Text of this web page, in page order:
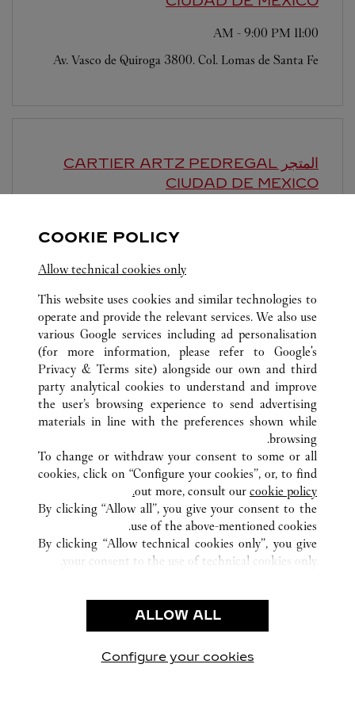
11:00 AM
- 9:00 PM
Av. Vasco de Quiroga 3800. Col. Lomas de Santa Fe
المتجر CARTIER ARTZ PEDREGAL
CIUDAD DE MEXICO
كافة مواقع كارتييه المكسيك
CIUDAD DE MÉXICO
CIUDAD DE MEXICO
PRESIDENTE MASARYK 465
خدمة العملاء
الاتصال بنا
شركتنا
وظائف
البحث عن متجر
COOKIE POLICY
Allow technical cookies only
This website uses cookies and similar technologies to
operate and provide the relevant services. We also use
various Google services including ad personalisation
(for more information, please refer to Google's
Privacy & Terms site) alongside our own and third
party analytical cookies to understand and improve
the user’s browsing experience to send advertising
materials in line with the preferences shown while
browsing.
To change or withdraw your consent to some or all
cookies, click on “Configure your cookies”, or, to find
out more, consult our cookie policy.
By clicking “Allow all”, you give your consent to the
use of the above-mentioned cookies.
By clicking “Allow technical cookies only”, you give
your consent to the use of technical cookies only.
ALLOW ALL
Configure your cookies